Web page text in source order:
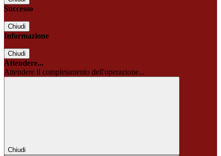
Successo
Chiudi
Informazione
Chiudi
Attendere...
Attendere il completamento dell'operazione...
Chiudi